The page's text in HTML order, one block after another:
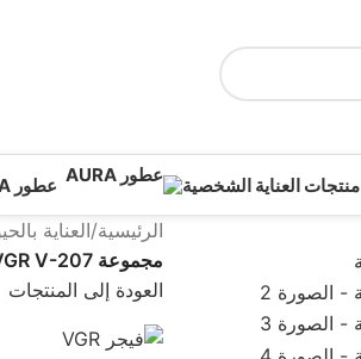
منتجات العناية الشخصية عطور AURA
الرئيسية/العناية
مجموعة VGR V-207 احترافية 7 في 1 لقص ورعاية الحيوانات الأليفة
العودة إلى المنتجات